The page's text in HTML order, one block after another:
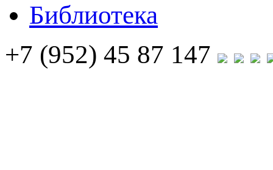
Библиотека
+7 (952) 45 87 147